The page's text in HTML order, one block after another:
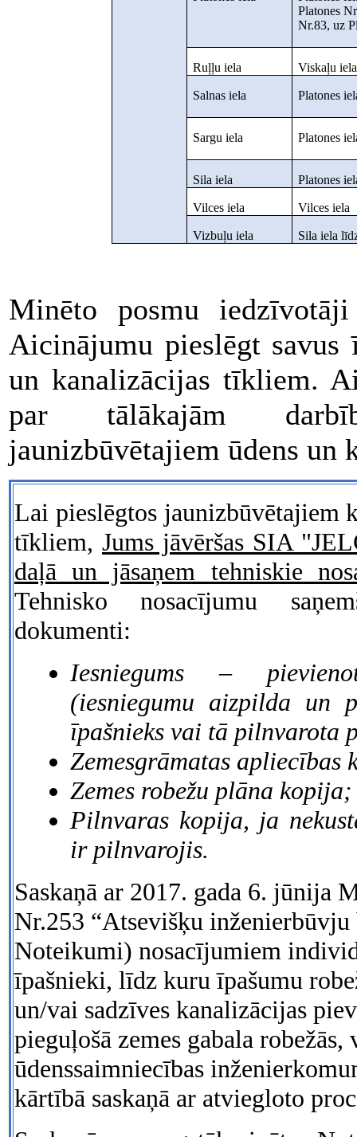
Platones
Nr.83, uz
Ruļļu iela Viskaļu
Salnas iela Platones
Sargu iela Platones
Sila iela Platones
Vilces iela Vilces iela
Vizbuļu iela Sila iela
Minēto posmu
Aicinājumu pieslēgt savus
un kanalizācijas tīkliem.
par tālākajām
jaunizbūvētajiem ūdens un
Lai pieslēgtos jaunizbūvētajiem
tīkliem, Jums jāvēršas SIA
daļā un jāsaņem tehniskie
Tehnisko nosacījumu
dokumenti:
Iesniegums –
(iesniegumu aizpilda un
īpašnieks vai tā pilnvarota
Zemesgrāmatas apliecības
Zemes robežu plāna kopija;
Pilnvaras kopija, ja
ir pilnvarojis.
Saskaņā ar 2017. gada 6. jūnija
Nr.253 “Atsevišķu
Noteikumi) nosacījumiem
īpašnieki, līdz kuru īpašumu
un/vai sadzīves kanalizācijas
pieguļošā zemes gabala
ūdenssaimniecības
kārtībā saskaņā ar atviegloto